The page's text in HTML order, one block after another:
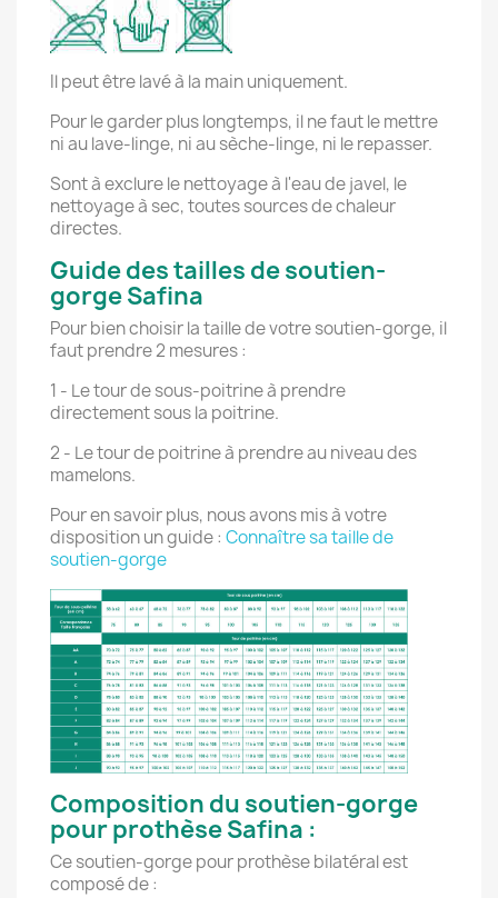
Il peut être lavé à la main uniquement.
Pour le garder plus longtemps, il ne faut le mettre
ni au lave-linge, ni au sèche-linge, ni le repasser.
Sont à exclure le nettoyage à l'eau de javel, le
nettoyage à sec, toutes sources de chaleur
directes.
Guide des tailles de soutien-
gorge Safina
Pour bien choisir la taille de votre soutien-gorge, il
faut prendre 2 mesures :
1 - Le tour de sous-poitrine à prendre
directement sous la poitrine.
2 - Le tour de poitrine à prendre au niveau des
mamelons.
Pour en savoir plus, nous avons mis à votre
disposition un guide : Connaître sa taille de
soutien-gorge
Composition du soutien-gorge
pour prothèse Safina :
Ce soutien-gorge pour prothèse bilatéral est
composé de :